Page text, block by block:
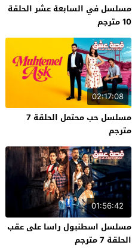
مسلسل في السابعة عشر الحلقة
10 مترجم
02:17:08
مسلسل حب محتمل الحلقة 7
مترجم
01:56:42
مسلسل اسطنبول راسا على عقب
الحلقة 7 مترجم